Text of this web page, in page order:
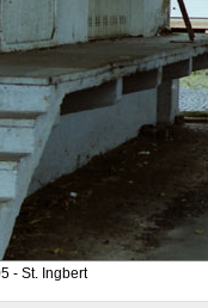
- St. Ingbert